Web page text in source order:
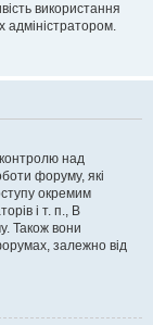
використання
адміністратором.
над
форуму, які
окремим
і т. п., В
Також вони
залежно від